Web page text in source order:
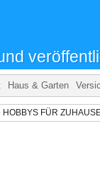
Haus & Garten
HOBBYS FÜR